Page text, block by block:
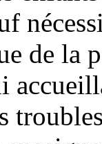
de la